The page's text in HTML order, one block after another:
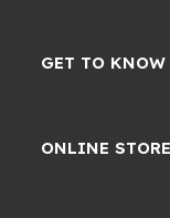
GET TO KNOW
ONLINE STORE